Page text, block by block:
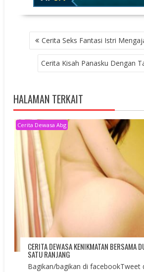
POST
NAVIGATIONCerita Seks Fantasi Istri
Cerita Kisah Panasku Dengan
HALAMAN TERKAIT
Cerita Dewasa Abg
CERITA DEWASA KENIKMATAN BERSAMA
SATU RANJANG
Bagikan/bagikan di facebookTweet